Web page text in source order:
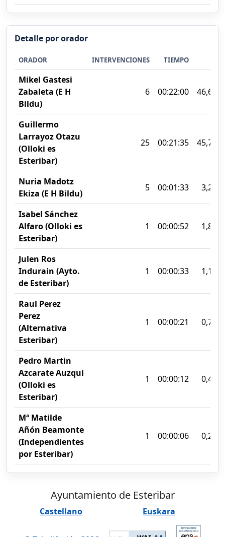
Detalle por orador
ORADOR INTERVENCIONES TIEMPO
Mikel Gastesi
Zabaleta (E H
Bildu)
6 00:22:00 46,63%
Guillermo
Larrayoz Otazu
(Olloki es
Esteribar)
25 00:21:35 45,74%
Nuria Madotz
Ekiza (E H Bildu)
5 00:01:33 3,28%
Isabel Sánchez
Alfaro (Olloki es
Esteribar)
1 00:00:52 1,82%
Julen Ros
Indurain (Ayto.
de Esteribar)
1 00:00:33 1,15%
Raul Perez
Perez
(Alternativa
Esteribar)
1 00:00:21 0,74%
Pedro Martin
Azcarate Auzqui
(Olloki es
Esteribar)
1 00:00:12 0,42%
Mª Matilde
Añón Beamonte
(Independientes
por Esteribar)
1 00:00:06 0,22%
Ayuntamiento de Esteribar
Castellano Euskara